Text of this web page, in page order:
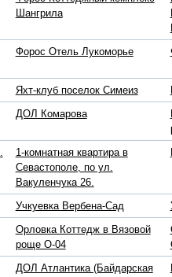
Шангрила
Форос Отель Лукоморье
Яхт-клуб поселок Симеиз
ДОЛ Комарова
1-комнатная квартира в
Севастополе, по ул.
Вакуленчука 26.
Учкуевка Вербена-Сад
Орловка Коттедж в Вязовой
роще O-04
ДОЛ Атлантика (Байдарская